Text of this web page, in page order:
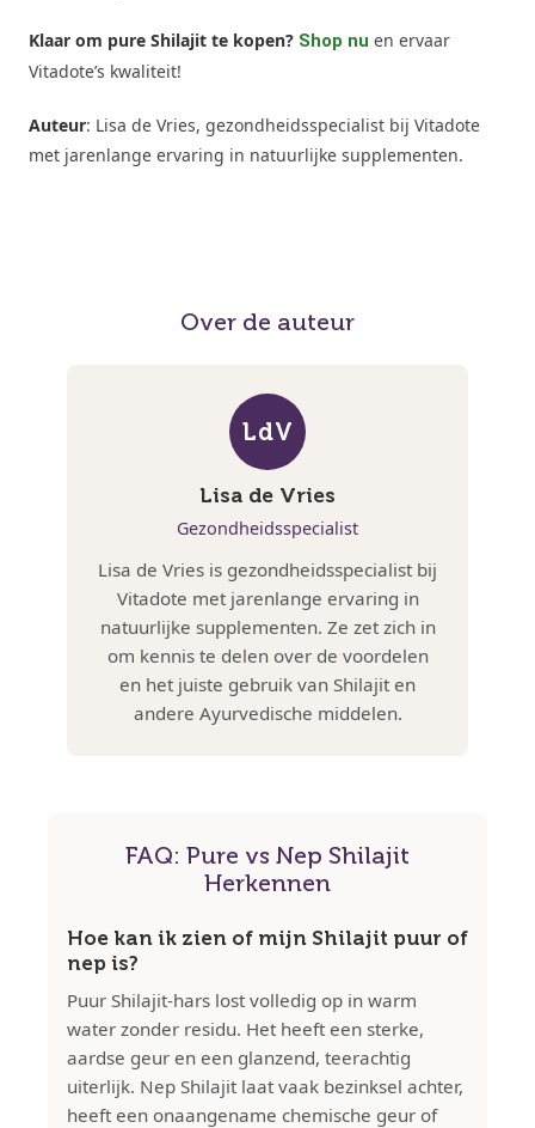
Klaar om pure Shilajit te kopen? Shop nu en ervaar
Vitadote’s kwaliteit!
Auteur: Lisa de Vries, gezondheidsspecialist bij Vitadote
met jarenlange ervaring in natuurlijke supplementen.
Over de auteur
LdV
Lisa de Vries
Gezondheidsspecialist
Lisa de Vries is gezondheidsspecialist bij
Vitadote met jarenlange ervaring in
natuurlijke supplementen. Ze zet zich in
om kennis te delen over de voordelen
en het juiste gebruik van Shilajit en
andere Ayurvedische middelen.
FAQ: Pure vs Nep Shilajit
Herkennen
Hoe kan ik zien of mijn Shilajit puur of
nep is?
Puur Shilajit-hars lost volledig op in warm
water zonder residu. Het heeft een sterke,
aardse geur en een glanzend, teerachtig
uiterlijk. Nep Shilajit laat vaak bezinksel achter,
heeft een onaangename chemische geur of